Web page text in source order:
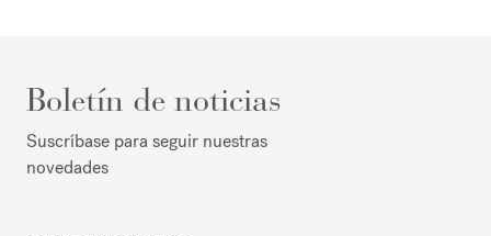
Boletín de noticias
Suscríbase para seguir nuestras
novedades